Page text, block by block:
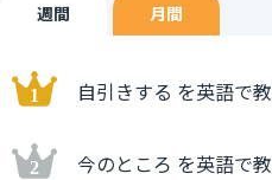
週間 月間
自引きする を英語で
今のところ を英語で